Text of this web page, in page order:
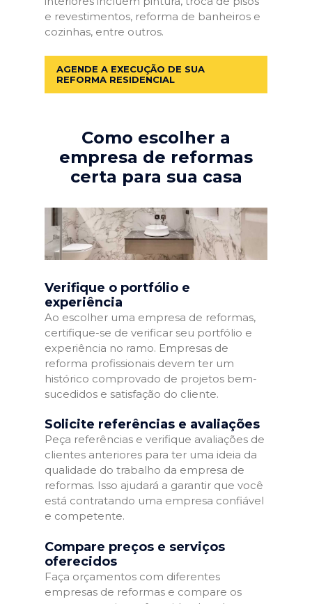
e revestimentos, reforma de banheiros e
cozinhas, entre outros.
AGENDE A EXECUÇÃO DE SUA
REFORMA RESIDENCIAL
Como escolher a
empresa de reformas
certa para sua casa
Verifique o portfólio e
experiência
Ao escolher uma empresa de reformas,
certifique-se de verificar seu portfólio e
experiência no ramo. Empresas de
reforma profissionais devem ter um
histórico comprovado de projetos bem-
sucedidos e satisfação do cliente.
Solicite referências e avaliações
Peça referências e verifique avaliações de
clientes anteriores para ter uma ideia da
qualidade do trabalho da empresa de
reformas. Isso ajudará a garantir que você
está contratando uma empresa confiável
e competente.
Compare preços e serviços
oferecidos
Faça orçamentos com diferentes
empresas de reformas e compare os